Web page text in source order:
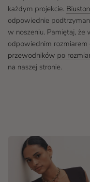
każdym projekcie.
odpowiednie
w noszeniu. Pamiętaj,
odpowiednim rozmiarem
przewodników po
na naszej stronie.